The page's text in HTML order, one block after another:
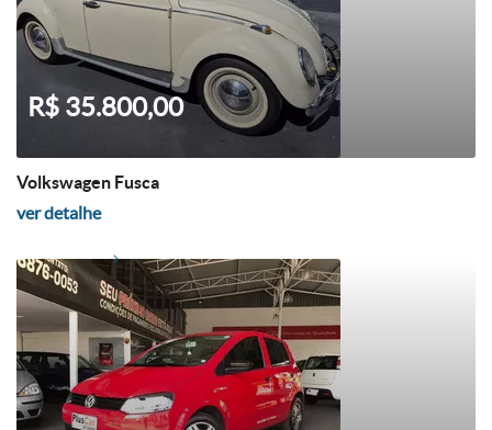
R$ 35.800,00
Volkswagen Fusca
ver detalhe